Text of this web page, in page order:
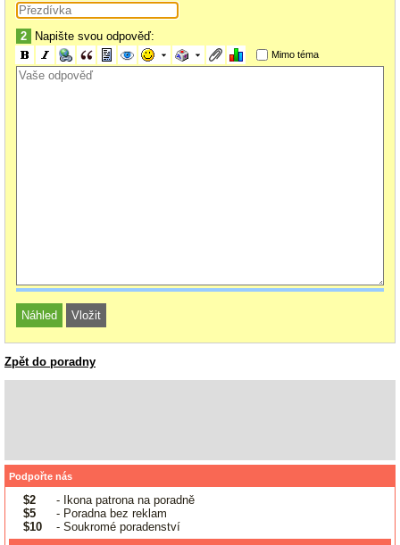
2 Napište svou odpověď:
Mimo téma
Zpět do poradny
Podpořte nás
$2
- Ikona patrona na poradně
$5
- Poradna bez reklam
$10
- Soukromé poradenství